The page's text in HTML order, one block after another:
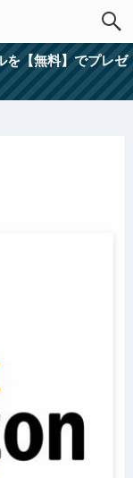
を【無料】でプレゼ